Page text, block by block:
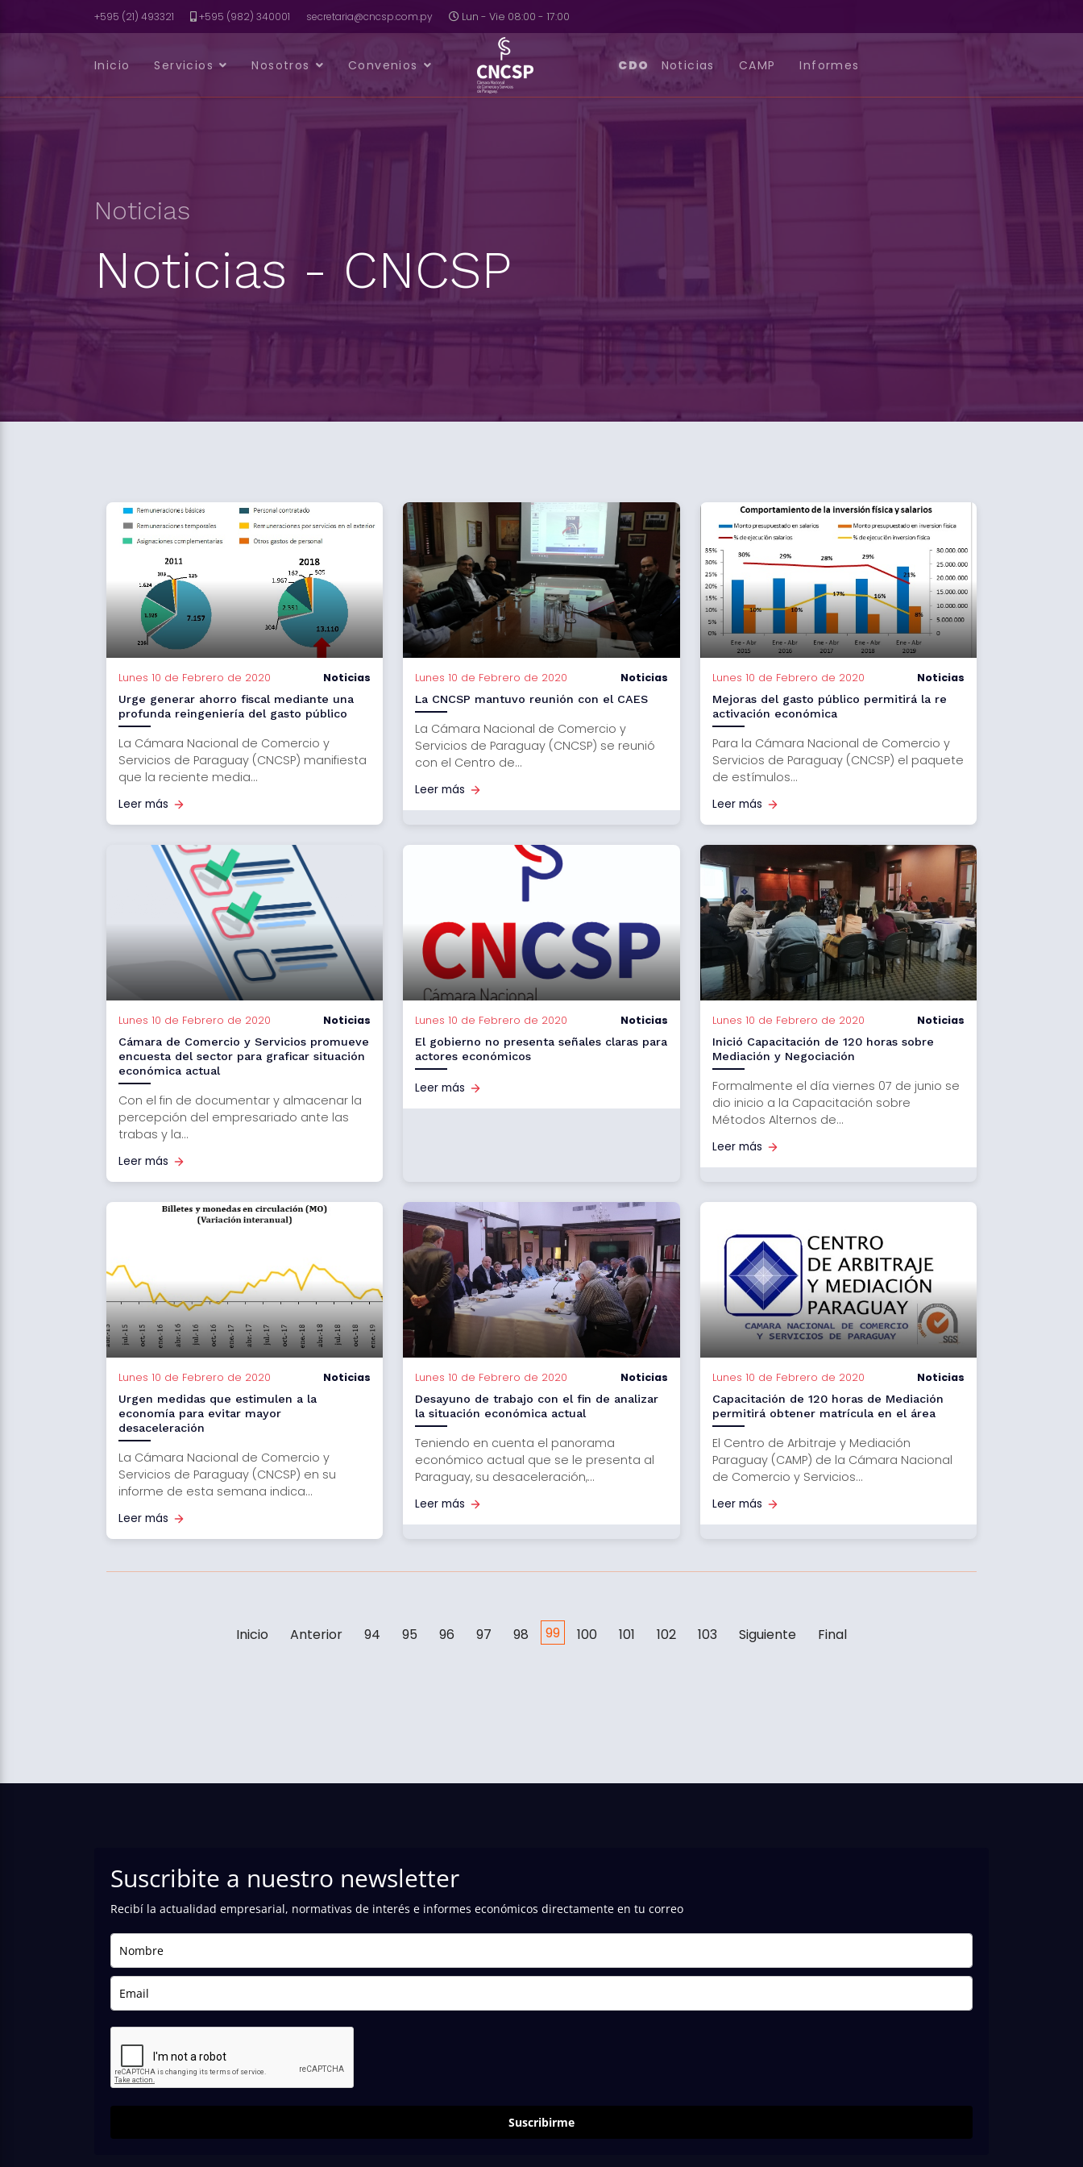
+595 (21) 493321 +595 (982) 340001 secretaria@cncsp.com.py Lun - Vie 08:00 - 17:00
Inicio Servicios Nosotros Convenios CDO Noticias CAMP Informes
Noticias
Noticias - CNCSP
Lunes 10 de Febrero de 2020 Noticias
Urge generar ahorro fiscal mediante una
profunda reingeniería del gasto público
La Cámara Nacional de Comercio y
Servicios de Paraguay (CNCSP) manifiesta
que la reciente media...
Leer más
Lunes 10 de Febrero de 2020 Noticias
La CNCSP mantuvo reunión con el CAES
La Cámara Nacional de Comercio y
Servicios de Paraguay (CNCSP) se reunió
con el Centro de...
Leer más
Lunes 10 de Febrero de 2020 Noticias
Mejoras del gasto público permitirá la re
activación económica
Para la Cámara Nacional de Comercio y
Servicios de Paraguay (CNCSP) el paquete
de estímulos...
Leer más
Lunes 10 de Febrero de 2020 Noticias
Cámara de Comercio y Servicios promueve
encuesta del sector para graficar situación
económica actual
Con el fin de documentar y almacenar la
percepción del empresariado ante las
trabas y la...
Leer más
Lunes 10 de Febrero de 2020 Noticias
El gobierno no presenta señales claras para
actores económicos
Leer más
Lunes 10 de Febrero de 2020 Noticias
Inició Capacitación de 120 horas sobre
Mediación y Negociación
Formalmente el día viernes 07 de junio se
dio inicio a la Capacitación sobre
Métodos Alternos de...
Leer más
Lunes 10 de Febrero de 2020 Noticias
Urgen medidas que estimulen a la
economía para evitar mayor
desaceleración
La Cámara Nacional de Comercio y
Servicios de Paraguay (CNCSP) en su
informe de esta semana indica...
Leer más
Lunes 10 de Febrero de 2020 Noticias
Desayuno de trabajo con el fin de analizar
la situación económica actual
Teniendo en cuenta el panorama
económico actual que se le presenta al
Paraguay, su desaceleración,...
Leer más
Lunes 10 de Febrero de 2020 Noticias
Capacitación de 120 horas de Mediación
permitirá obtener matrícula en el área
El Centro de Arbitraje y Mediación
Paraguay (CAMP) de la Cámara Nacional
de Comercio y Servicios...
Leer más
Inicio Anterior 94 95 96 97 98 99 100 101 102 103 Siguiente Final
Suscribite a nuestro newsletter
Recibí la actualidad empresarial, normativas de interés e informes económicos directamente en tu correo
Suscribirme